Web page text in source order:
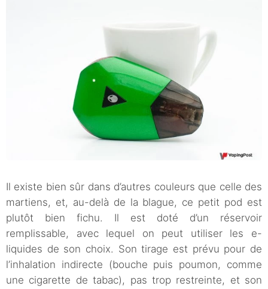
Il existe bien sûr dans d’autres couleurs que celle des
martiens, et, au-delà de la blague, ce petit pod est
plutôt bien fichu. Il est doté d’un réservoir
remplissable, avec lequel on peut utiliser les e-
liquides de son choix. Son tirage est prévu pour de
l’inhalation indirecte (bouche puis poumon, comme
une cigarette de tabac), pas trop restreinte, et son